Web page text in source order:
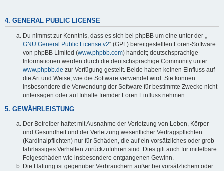
y
V
i
d
e
4. GENERAL PUBLIC LICENSE
Du nimmst zur Kenntnis, dass es sich bei phpBB um eine unter der „
GNU General Public License v2“ (GPL) bereitgestellten Foren-Software
von phpBB Limited (www.phpbb.com) handelt; deutschsprachige
Informationen werden durch die deutschsprachige Community unter
www.phpbb.de zur Verfügung gestellt. Beide haben keinen Einfluss auf
die Art und Weise, wie die Software verwendet wird. Sie können
insbesondere die Verwendung der Software für bestimmte Zwecke nicht
untersagen oder auf Inhalte fremder Foren Einfluss nehmen.
5. GEWÄHRLEISTUNG
Der Betreiber haftet mit Ausnahme der Verletzung von Leben, Körper
und Gesundheit und der Verletzung wesentlicher Vertragspflichten
(Kardinalpflichten) nur für Schäden, die auf ein vorsätzliches oder grob
fahrlässiges Verhalten zurückzuführen sind. Dies gilt auch für mittelbare
Folgeschäden wie insbesondere entgangenen Gewinn.
Die Haftung ist gegenüber Verbrauchern außer bei vorsätzlichem oder